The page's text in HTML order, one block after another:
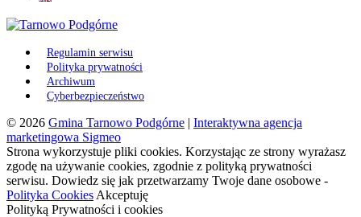
Regulamin serwisu
Polityka prywatności
Archiwum
Cyberbezpieczeństwo
© 2026 Gmina Tarnowo Podgórne | Interaktywna agencja
marketingowa Sigmeo
Strona wykorzystuje pliki cookies. Korzystając ze strony wyrażasz
zgodę na używanie cookies, zgodnie z polityką prywatności
serwisu. Dowiedz się jak przetwarzamy Twoje dane osobowe -
Polityka Cookies Akceptuję
Polityką Prywatności i cookies